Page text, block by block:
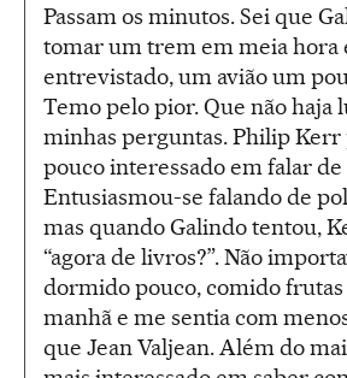
Passam os minutos. Sei que
tomar um trem em meia hora
entrevistado, um avião um
Temo pelo pior. Que não haja
minhas perguntas. Philip Kerr
pouco interessado em falar
Entusiasmou-se falando de
mas quando Galindo tentou,
“agora de livros?”. Não
dormido pouco, comido frutas
manhã e me sentia com
que Jean Valjean. Além do